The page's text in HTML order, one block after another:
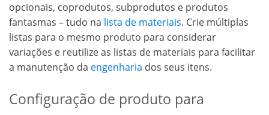
opcionais, coprodutos, subprodutos e produtos
fantasmas – tudo na lista de materiais. Crie múltiplas
listas para o mesmo produto para considerar
variações e reutilize as listas de materiais para facilitar
a manutenção da engenharia dos seus itens.
Configuração de produto para